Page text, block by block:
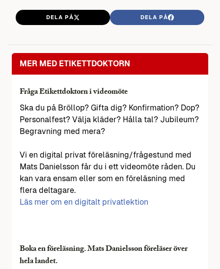
DELA PÅ DELA PÅ
MER MED ETIKETTDOKTORN
Fråga Etikettdoktorn i videomöte
Ska du på Bröllop? Gifta dig? Konfirmation? Dop?
Personalfest? Välja kläder? Hålla tal? Jubileum?
Begravning med mera?
Vi en digital privat föreläsning/frågestund med
Mats Danielsson får du i ett videomöte råden. Du
kan vara ensam eller som en föreläsning med
flera deltagare.
Läs mer om en digitalt privatlektion
Boka en föreläsning. Mats Danielsson föreläser över
hela landet.